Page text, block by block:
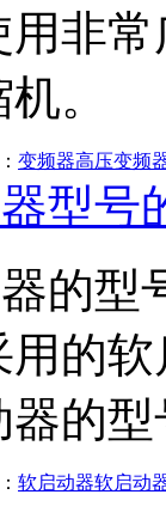
非
。
变频器高压变频
型号
的型
的
的
软启动器软启动